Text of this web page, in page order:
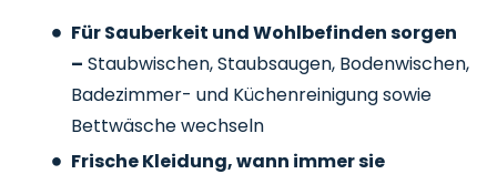
Für Sauberkeit und Wohlbefinden sorgen
– Staubwischen, Staubsaugen, Bodenwischen,
Badezimmer- und Küchenreinigung sowie
Bettwäsche wechseln
Frische Kleidung, wann immer sie